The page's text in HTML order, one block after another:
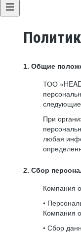
1. Общие
ТОО
При
любая
2. Сбор
Компания
•
Компания
• Сбор